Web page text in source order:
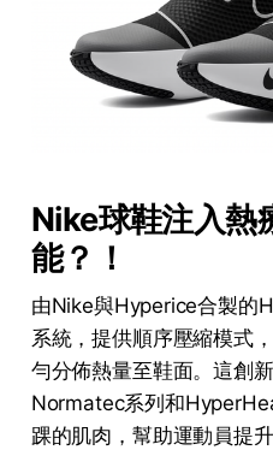
Nike球鞋注入熱
能？！
由Nike與Hyperice合製的
系統，提供順序壓縮模式
勻分佈熱量至鞋面。這創
Normatec系列和
踝的肌肉，幫助運動員提